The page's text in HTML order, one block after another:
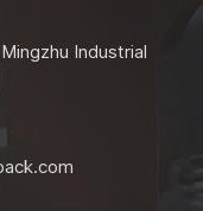
Industrial